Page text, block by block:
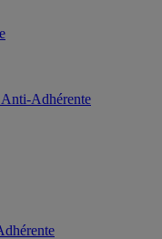
Adhérente